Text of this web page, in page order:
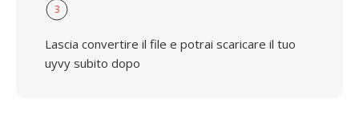
3
Lascia convertire il file e potrai scaricare il tuo
uyvy subito dopo